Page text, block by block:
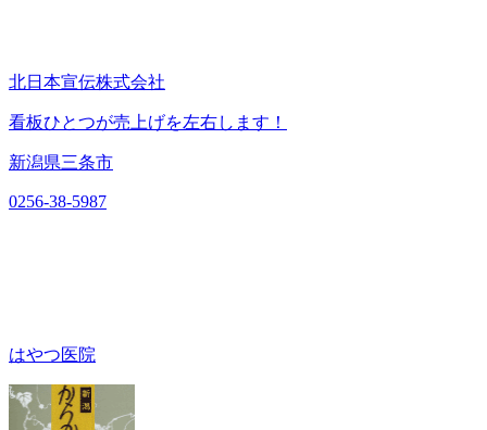
北日本宣伝株式会社
看板ひとつが売上げを左右します！
新潟県三条市
0256-38-5987
はやつ医院